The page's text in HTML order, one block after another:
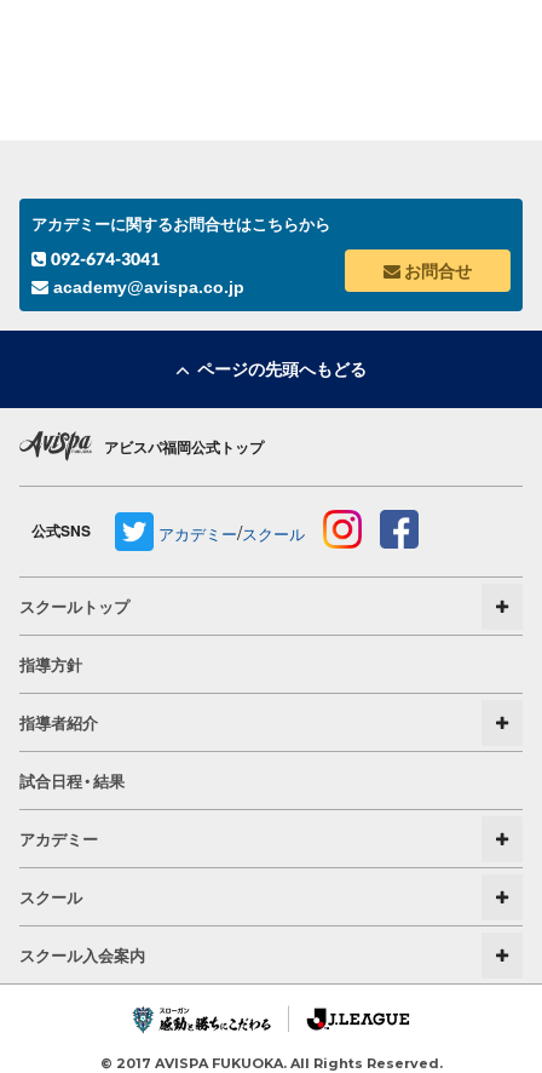
アカデミーに関するお問合せはこちらから
092-674-3041
academy@avispa.co.jp
お問合せ
ページの先頭へもどる
アビスパ福岡公式トップ
公式SNS アカデミー/スクール
スクールトップ
指導方針
指導者紹介
試合日程・結果
アカデミー
スクール
スクール入会案内
© 2017 AVISPA FUKUOKA. All Rights Reserved.